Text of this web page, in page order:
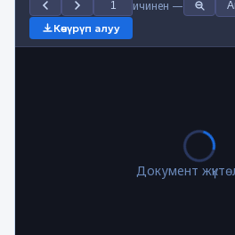
ичинен —
Көчүрүп алуу
Документ